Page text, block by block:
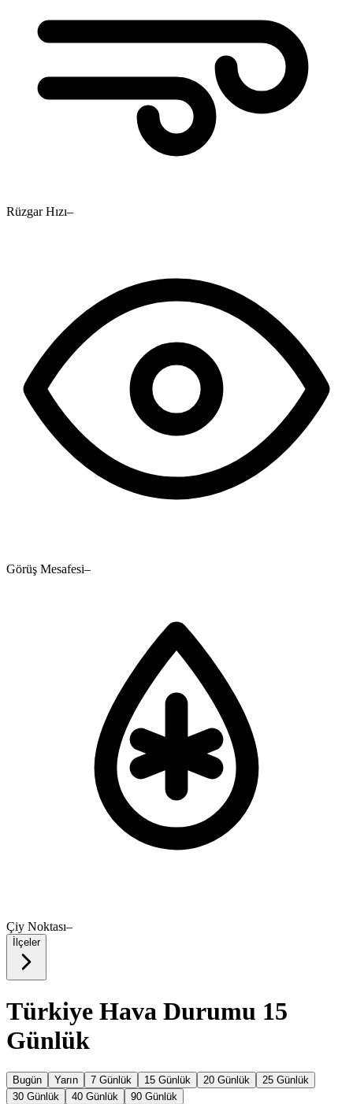
Rüzgar Hızı–
Görüş Mesafesi–
Çiy Noktası–
İlçeler
Türkiye Hava Durumu 15
Günlük
Bugün Yarın 7 Günlük 15 Günlük 20 Günlük
25 Günlük
30 Günlük
40 Günlük 90 Günlük